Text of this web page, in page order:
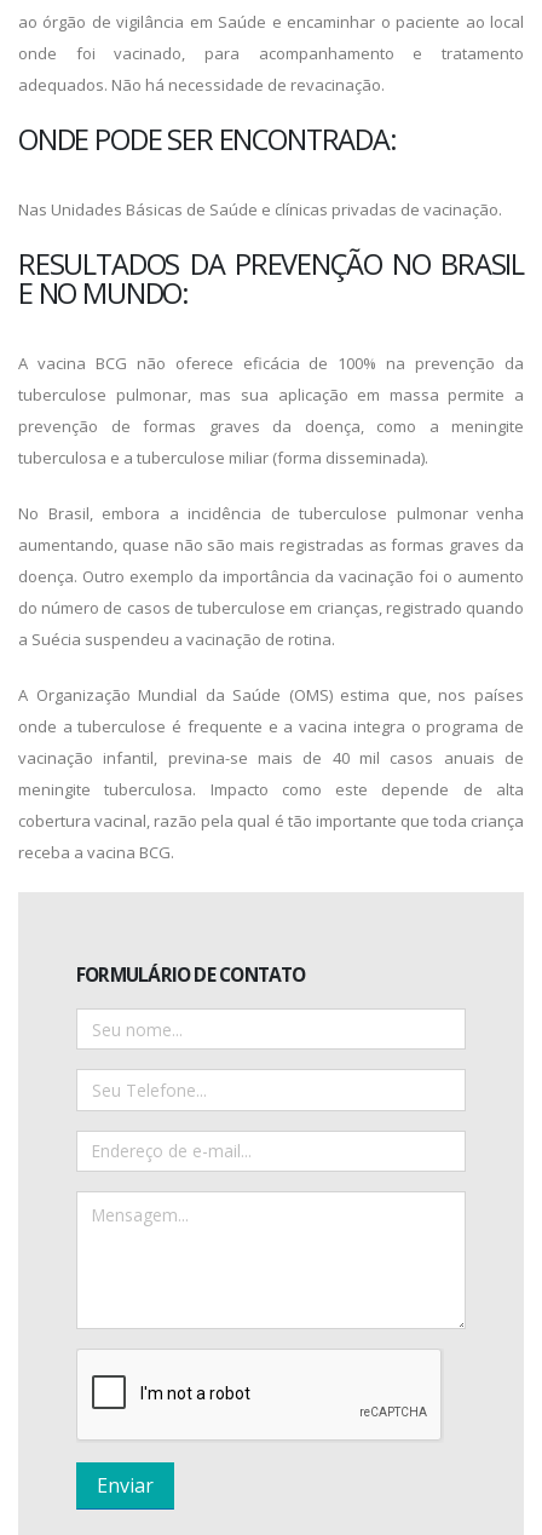
ao órgão de vigilância em Saúde e encaminhar o paciente ao local
onde foi vacinado, para acompanhamento e tratamento
adequados. Não há necessidade de revacinação.
ONDE PODE SER ENCONTRADA:
Nas Unidades Básicas de Saúde e clínicas privadas de vacinação.
RESULTADOS DA PREVENÇÃO NO BRASIL
E NO MUNDO:
A vacina BCG não oferece eficácia de 100% na prevenção da
tuberculose pulmonar, mas sua aplicação em massa permite a
prevenção de formas graves da doença, como a meningite
tuberculosa e a tuberculose miliar (forma disseminada).
No Brasil, embora a incidência de tuberculose pulmonar venha
aumentando, quase não são mais registradas as formas graves da
doença. Outro exemplo da importância da vacinação foi o aumento
do número de casos de tuberculose em crianças, registrado quando
a Suécia suspendeu a vacinação de rotina.
A Organização Mundial da Saúde (OMS) estima que, nos países
onde a tuberculose é frequente e a vacina integra o programa de
vacinação infantil, previna-se mais de 40 mil casos anuais de
meningite tuberculosa. Impacto como este depende de alta
cobertura vacinal, razão pela qual é tão importante que toda criança
receba a vacina BCG.
FORMULÁRIO DE CONTATO